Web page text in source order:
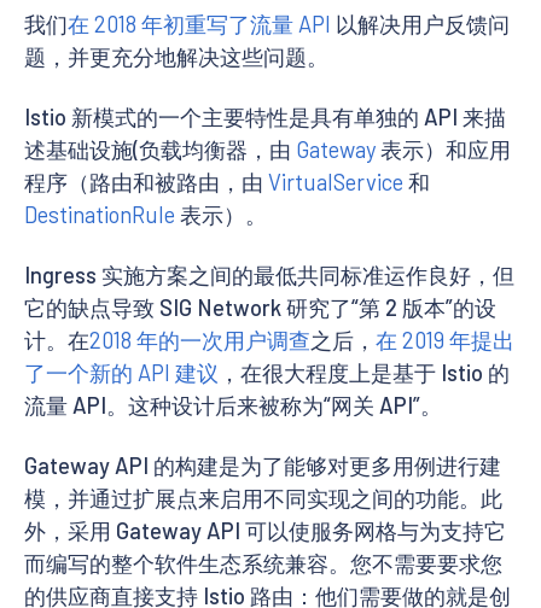
我们在 2018 年初重写了流量 API 以解决用户反馈问
题，并更充分地解决这些问题。
Istio 新模式的一个主要特性是具有单独的 API 来描
述基础设施(负载均衡器，由 Gateway表示）和应用
程序（路由和被路由，由 VirtualService 和
DestinationRule 表示）。
Ingress 实施方案之间的最低共同标准运作良好，但
它的缺点导致 SIG Network 研究了“第 2 版本”的设
计。在2018 年的一次用户调查之后， 在 2019 年提出
了一个新的 API 建议 ，在很大程度上是基于 Istio 的
流量 API。这种设计后来被称为“网关 API”。
Gateway API 的构建是为了能够对更多用例进行建
模，并通过扩展点来启用不同实现之间的功能。此
外，采用 Gateway API 可以使服务网格与为支持它
而编写的整个软件生态系统兼容。您不需要要求您
的供应商直接支持 Istio 路由：他们需要做的就是创